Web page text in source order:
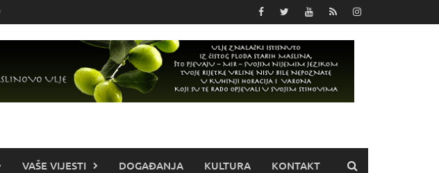
VAŠE VIJESTI DOGAĐANJA KULTURA KONTAKT